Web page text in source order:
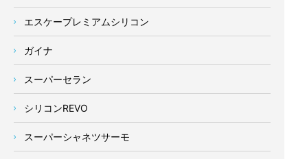
エスケープレミアムシリコン
ガイナ
スーパーセラン
シリコンREVO
スーパーシャネツサーモ